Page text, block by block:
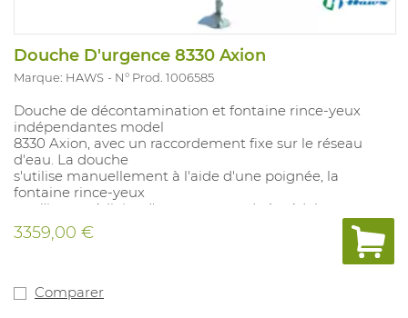
Douche D'urgence 8330 Axion
Marque: HAWS N° Prod. 1006585
Douche de décontamination et fontaine rince-yeux
indépendantes model
8330 Axion, avec un raccordement fixe sur le réseau
d'eau. La douche
s'utilise manuellement à l'aide d'une poignée, la
fontaine rince-yeux
par l'intermédiaire d'une commande à pédale
optionelle SP220SS ou du poussoir. Le douche complêt
est fabriqué en acier inoxydable. Équipé d'un
pictogramme de sécurité et d'un contrôle automatique
fontaine rince-yeux. Hauteur de la douche de
3359,00 €
Comparer